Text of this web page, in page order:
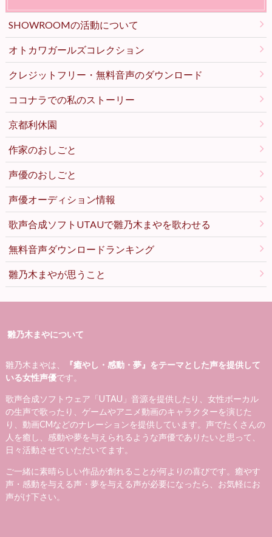
SHOWROOMの活動について
オトカワガールズコレクション
クレジットフリー・無料音声のダウンロード
ココナラでの私のストーリー
京都利休園
作家のおしごと
声優のおしごと
声優オーディション情報
歌声合成ソフトUTAUで雛乃木まやを歌わせる
無料音声ダウンロードランキング
雛乃木まやが思うこと
雛乃木まやについて
雛乃木まやは、
『癒やし・感動・夢』をテーマとした声を提供して
いる女性声優です。
歌声合成ソフトウェア「UTAU」音源を提供したり、女性ボーカル
の生声で歌ったり、ゲームやアニメ動画のキャラクターを演じた
り、動画CMなどのナレーションを提供しています。声でたくさんの
人を癒し、感動や夢を与えられるような声優でありたいと思って、
日々活動させていただいてます。
ご一緒に素晴らしい作品が創れることが何よりの喜びです。癒やす
声・感動を与える声・夢を与える声が必要になったら、お気軽にお
声がけ下さい。